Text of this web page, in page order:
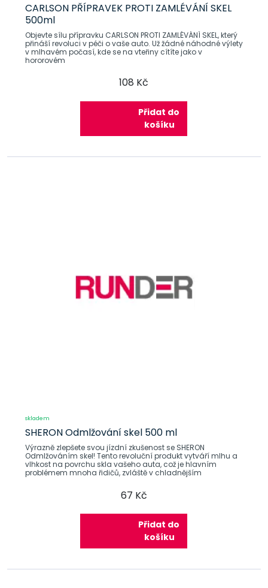
CARLSON PŘÍPRAVEK PROTI ZAMLÉVÁNÍ SKEL
500ml
Objevte sílu přípravku CARLSON PROTI ZAMLÉVÁNÍ SKEL, který
přináší revoluci v péči o vaše auto. Už žádné náhodné výlety
v mlhavém počasí, kde se na vteřiny cítíte jako v
hororovém
108 Kč
Přidat do
košíku
skladem
SHERON Odmlžování skel 500 ml
Výrazně zlepšete svou jízdní zkušenost se SHERON
Odmlžováním skel! Tento revoluční produkt vytváří mlhu a
vlhkost na povrchu skla vašeho auta, což je hlavním
problémem mnoha řidičů, zvláště v chladnějším
67 Kč
Přidat do
košíku